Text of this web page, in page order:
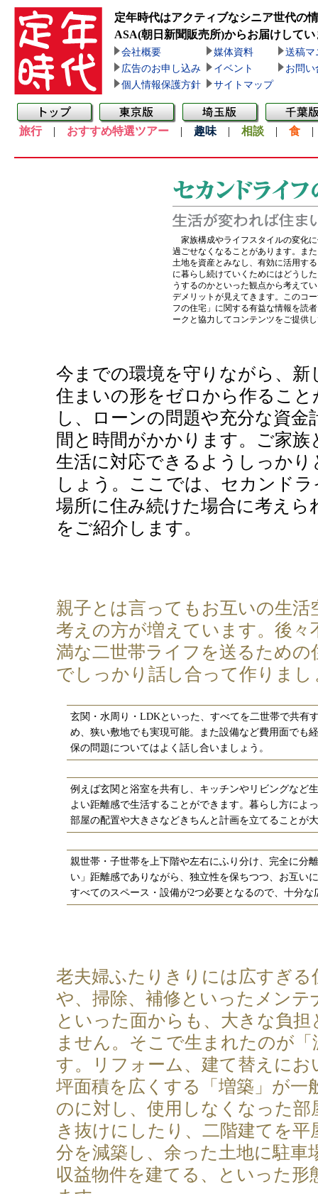
定年時代はアクティブなシニア世代の
ASA(朝日新聞販売所)からお届けしてい
会社概要 媒体資料
送稿マ
広告のお申し込み
イベント
お問い
個人情報保護方針
サイトマップ
旅行| おすすめ特選ツアー | 趣味 | 相談 | 食
家族構成やライフスタイルの変化
過ごせなくなることがあります。ま
土地を資産とみなし、有効に活用す
に暮らし続けていくためにはどうし
うするのかといった観点から考えて
デメリットが見えてきます。このコ
フの住宅」に関する有益な情報を読
ークと協力してコンテンツをご提供
今までの環境を守りながら、新
住まいの形をゼロから作るこ
し、ローンの問題や充分な資金
間と時間がかかります。ご家族
生活に対応できるようしっか
しょう。ここでは、セカンド
場所に住み続けた場合に考えら
をご紹介します。
親子とは言ってもお互いの生活
考えの方が増えています。後々
満な二世帯ライフを送るための
でしっかり話し合って作りまし
玄関・水周り・LDKといった、すべてを二世帯で共有
め、狭い敷地でも実現可能。また設備など費用面でも
保の問題についてはよく話し合いましょう。
例えば玄関と浴室を共有し、キッチンやリビングなど
よい距離感で生活することができます。暮らし方によ
部屋の配置や大きさなどきちんと計画を立てることが
親世帯・子世帯を上下階や左右にふり分け、完全に分
い」距離感でありながら、独立性を保ちつつ、お互い
すべてのスペース・設備が2つ必要となるので、十分
老夫婦ふたりきりには広すぎる
や、掃除、補修といったメンテ
といった面からも、大きな負
ません。そこで生まれたのが
す。リフォーム、建て替えに
坪面積を広くする「増築」が一
のに対し、使用しなくなった部
き抜けにしたり、二階建てを平
分を減築し、余った土地に駐車
収益物件を建てる、といった形